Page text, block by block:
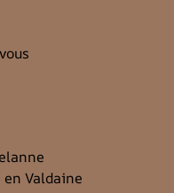
Valdaine